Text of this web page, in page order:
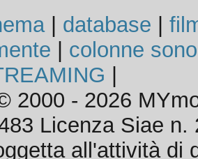
| database
colonne
2000 - 2026
Licenza Siae n.
all'attività di